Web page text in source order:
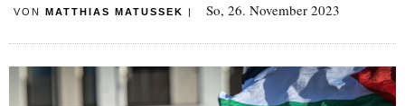
VON MATTHIAS MATUSSEK | So, 26. November 2023